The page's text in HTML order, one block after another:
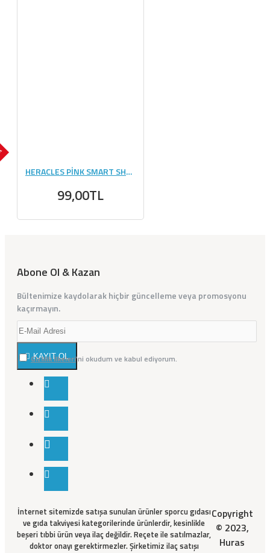
HERACLES PİNK SMART SHAKER 400 ML
99,00TL
Abone Ol & Kazan
Bültenimize kaydolarak hiçbir güncelleme veya promosyonu
kaçırmayın.
KAYIT OL
Gizlilik İlkeleri'ni okudum ve kabul ediyorum.
İnternet sitemizde satışa sunulan ürünler sporcu gıdası
ve gıda takviyesi kategorilerinde ürünlerdir, kesinlikle
beşeri tıbbi ürün veya ilaç değildir. Reçete ile satılmazlar,
doktor onayı gerektirmezler. Şirketimiz ilaç satışı
Copyright
© 2023,
Huras